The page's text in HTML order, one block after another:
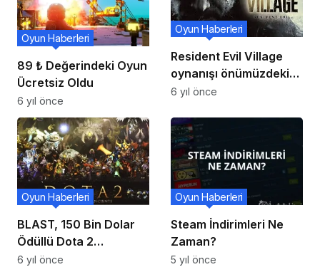
89 ₺ Değerindeki Oyun
Ücretsiz Oldu
Oyun Haberleri
6 yıl önce
Resident Evil Village
oynanışı önümüzdeki
hafta açıklanacak !
Oyun Haberleri
6 yıl önce
BLAST, 150 Bin Dolar
Ödüllü Dota 2
Turnuvası Yapacak
Oyun Haberleri
6 yıl önce
Steam İndirimleri Ne
Zaman?
Oyun Haberleri
5 yıl önce